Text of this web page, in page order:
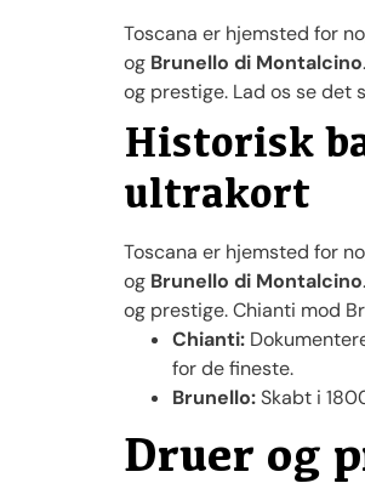
Toscana er hjemsted for
og Brunello di Montalcino
og prestige. Lad os se det
Historisk
ultrakort
Toscana er hjemsted for
og Brunello di Montalcino
og prestige. Chianti mod
Chianti:
for de fineste.
Brunello:Skabt i
Druer og